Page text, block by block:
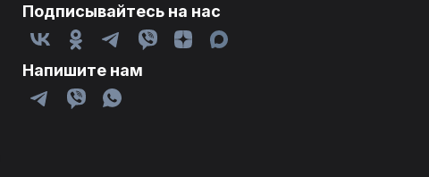
Подписывайтесь на нас
Напишите нам